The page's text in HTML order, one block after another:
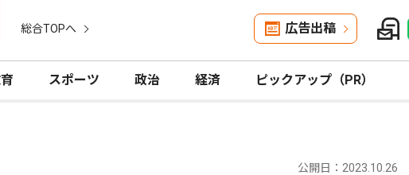
総合TOPへ 広告出稿
スポーツ 政治 経済 ピックアップ（PR）
公開日：2023.10.26